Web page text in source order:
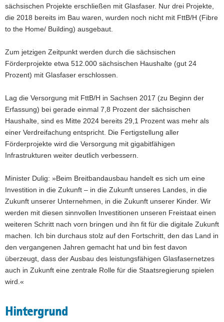
sächsischen Projekte erschließen mit Glasfaser. Nur drei Projekte,
die 2018 bereits im Bau waren, wurden noch nicht mit FttB/H (Fibre
to the Home/ Building) ausgebaut.
Zum jetzigen Zeitpunkt werden durch die sächsischen
Förderprojekte etwa 512.000 sächsischen Haushalte (gut 24
Prozent) mit Glasfaser erschlossen.
Lag die Versorgung mit FttB/H in Sachsen 2017 (zu Beginn der
Erfassung) bei gerade einmal 7,8 Prozent der sächsischen
Haushalte, sind es Mitte 2024 bereits 29,1 Prozent was mehr als
einer Verdreifachung entspricht. Die Fertigstellung aller
Förderprojekte wird die Versorgung mit gigabitfähigen
Infrastrukturen weiter deutlich verbessern.
Minister Dulig: »Beim Breitbandausbau handelt es sich um eine
Investition in die Zukunft – in die Zukunft unseres Landes, in die
Zukunft unserer Unternehmen, in die Zukunft unserer Kinder. Wir
werden mit diesen sinnvollen Investitionen unseren Freistaat einen
weiteren Schritt nach vorn bringen und ihn fit für die digitale Zukunft
machen. Ich bin durchaus stolz auf den Fortschritt, den das Land in
den vergangenen Jahren gemacht hat und bin fest davon
überzeugt, dass der Ausbau des leistungsfähigen Glasfasernetzes
auch in Zukunft eine zentrale Rolle für die Staatsregierung spielen
wird.«
Hintergrund